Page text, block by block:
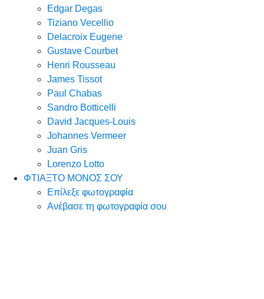
Edgar Degas
Tiziano Vecellio
Delacroix Eugene
Gustave Courbet
Henri Rousseau
James Tissot
Paul Chabas
Sandro Botticelli
David Jacques-Louis
Johannes Vermeer
Juan Gris
Lorenzo Lotto
ΦΤΙΑΞΤΟ ΜΟΝΟΣ ΣΟΥ
Επίλεξε φωτογραφία
Ανέβασε τη φωτογραφία σου